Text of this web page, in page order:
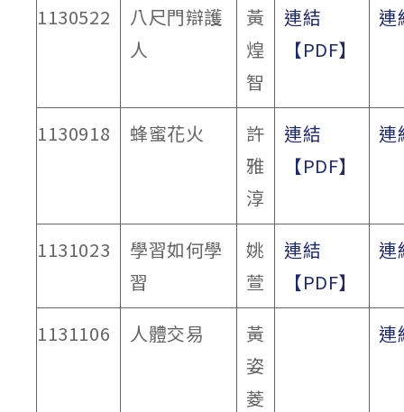
1130522
八尺門辯護
人
黃
煌
智
連結
【PDF】
連
1130918 蜂蜜花火
許
雅
淳
連結
【PDF】
連
1131023
學習如何學
習
姚
萱
連結
【PDF】
連
1131106 人體交易
黃
姿
菱
連